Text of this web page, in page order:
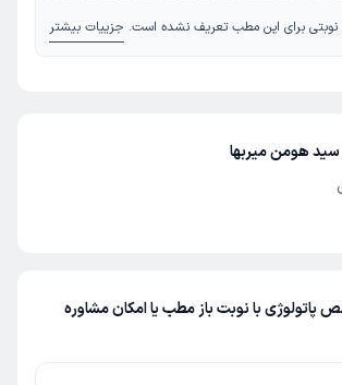
برای این مطب تعریف نشده است. جزییات بیشتر
هومن میربها
با نوبت باز مطب یا امکان مشاوره